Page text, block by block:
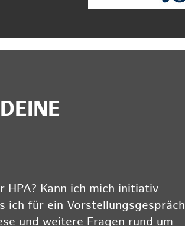
HPA? Kann ich mich initiativ
ich für ein Vorstellungsgespräch
und weitere Fragen rund um